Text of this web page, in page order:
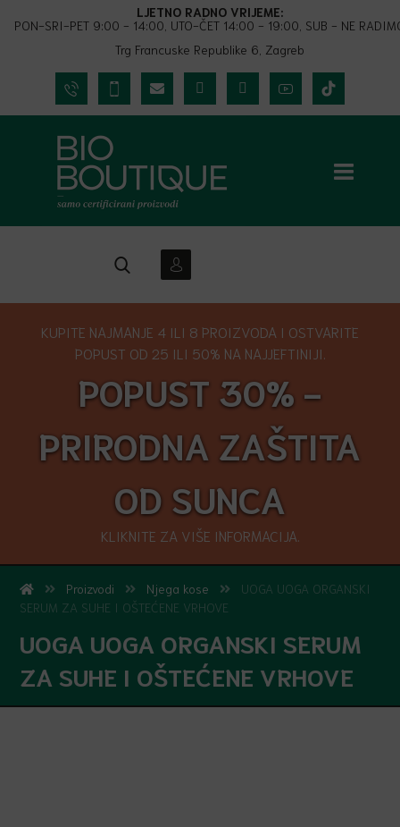
LJETNO RADNO VRIJEME:
PON-SRI-PET 9:00 - 14:00, UTO-ČET 14:00 - 19:00, SUB - NE
Trg Francuske Republike 6, Zagreb
KUPITE NAJMANJE 4 ILI 8 PROIZVODA I OSTVARITE
POPUST OD 25 ILI 50% NA NAJJEFTINIJI.
POPUST 30% -
PRIRODNA ZAŠTITA
OD SUNCA
KLIKNITE ZA VIŠE INFORMACIJA.
Proizvodi Njega kose
UOGA UOGA ORGANSKI
SERUM ZA SUHE I OŠTEĆENE VRHOVE
UOGA UOGA ORGANSKI SERUM
ZA SUHE I OŠTEĆENE VRHOVE